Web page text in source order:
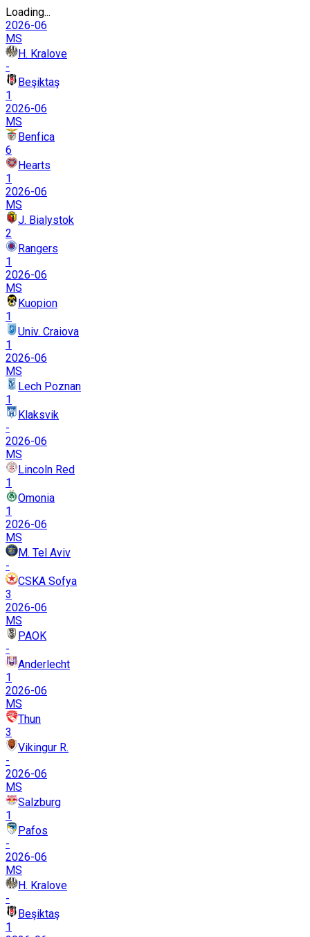
Loading...
2026-06
MS
H. Kralove
-
Beşiktaş
1
2026-06
MS
Benfica
6
Hearts
1
2026-06
MS
J. Bialystok
2
Rangers
1
2026-06
MS
Kuopion
1
Univ. Craiova
1
2026-06
MS
Lech Poznan
1
Klaksvik
-
2026-06
MS
Lincoln Red
1
Omonia
1
2026-06
MS
M. Tel Aviv
-
CSKA Sofya
3
2026-06
MS
PAOK
-
Anderlecht
1
2026-06
MS
Thun
3
Vikingur R.
-
2026-06
MS
Salzburg
1
Pafos
-
2026-06
MS
H. Kralove
-
Beşiktaş
1